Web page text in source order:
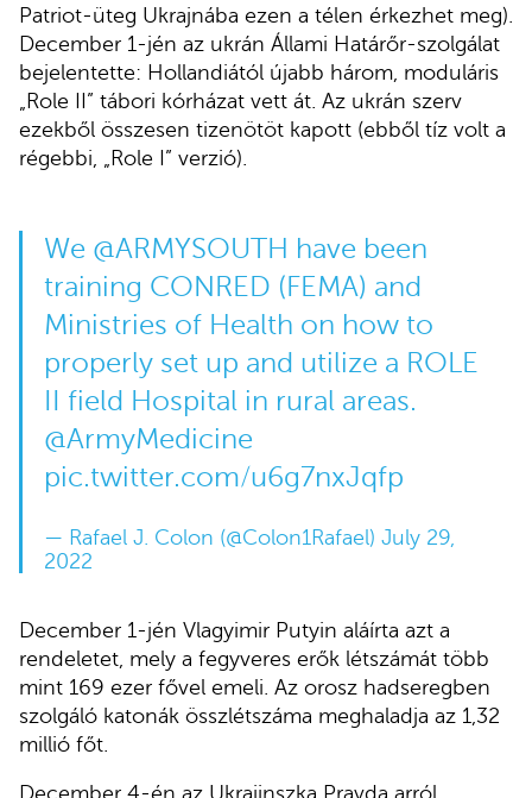
Patriot-üteg Ukrajnába ezen a télen érkezhet meg).
December 1-jén az ukrán Állami Határőr-szolgálat
bejelentette: Hollandiától újabb három, moduláris
„Role II” tábori kórházat vett át. Az ukrán szerv
ezekből összesen tizenötöt kapott (ebből tíz volt a
régebbi, „Role I” verzió).
We @ARMYSOUTH have been
training CONRED (FEMA) and
Ministries of Health on how to
properly set up and utilize a ROLE
II field Hospital in rural areas.
@ArmyMedicine
pic.twitter.com/u6g7nxJqfp
— Rafael J. Colon (@Colon1Rafael) July 29,
2022
December 1-jén Vlagyimir Putyin aláírta azt a
rendeletet, mely a fegyveres erők létszámát több
mint 169 ezer fővel emeli. Az orosz hadseregben
szolgáló katonák összlétszáma meghaladja az 1,32
millió főt.